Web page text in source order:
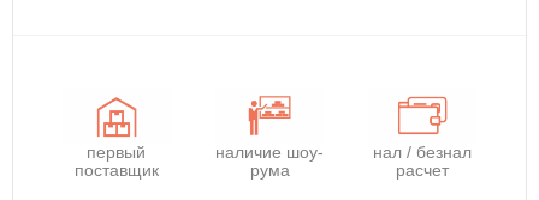
первый
поставщик
наличие шоу-
рума
нал / безнал
расчет